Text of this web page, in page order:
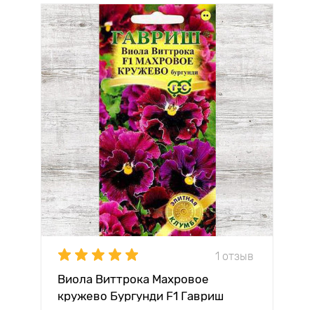
1 отзыв
Виола Виттрока Махровое
кружево Бургунди F1 Гавриш